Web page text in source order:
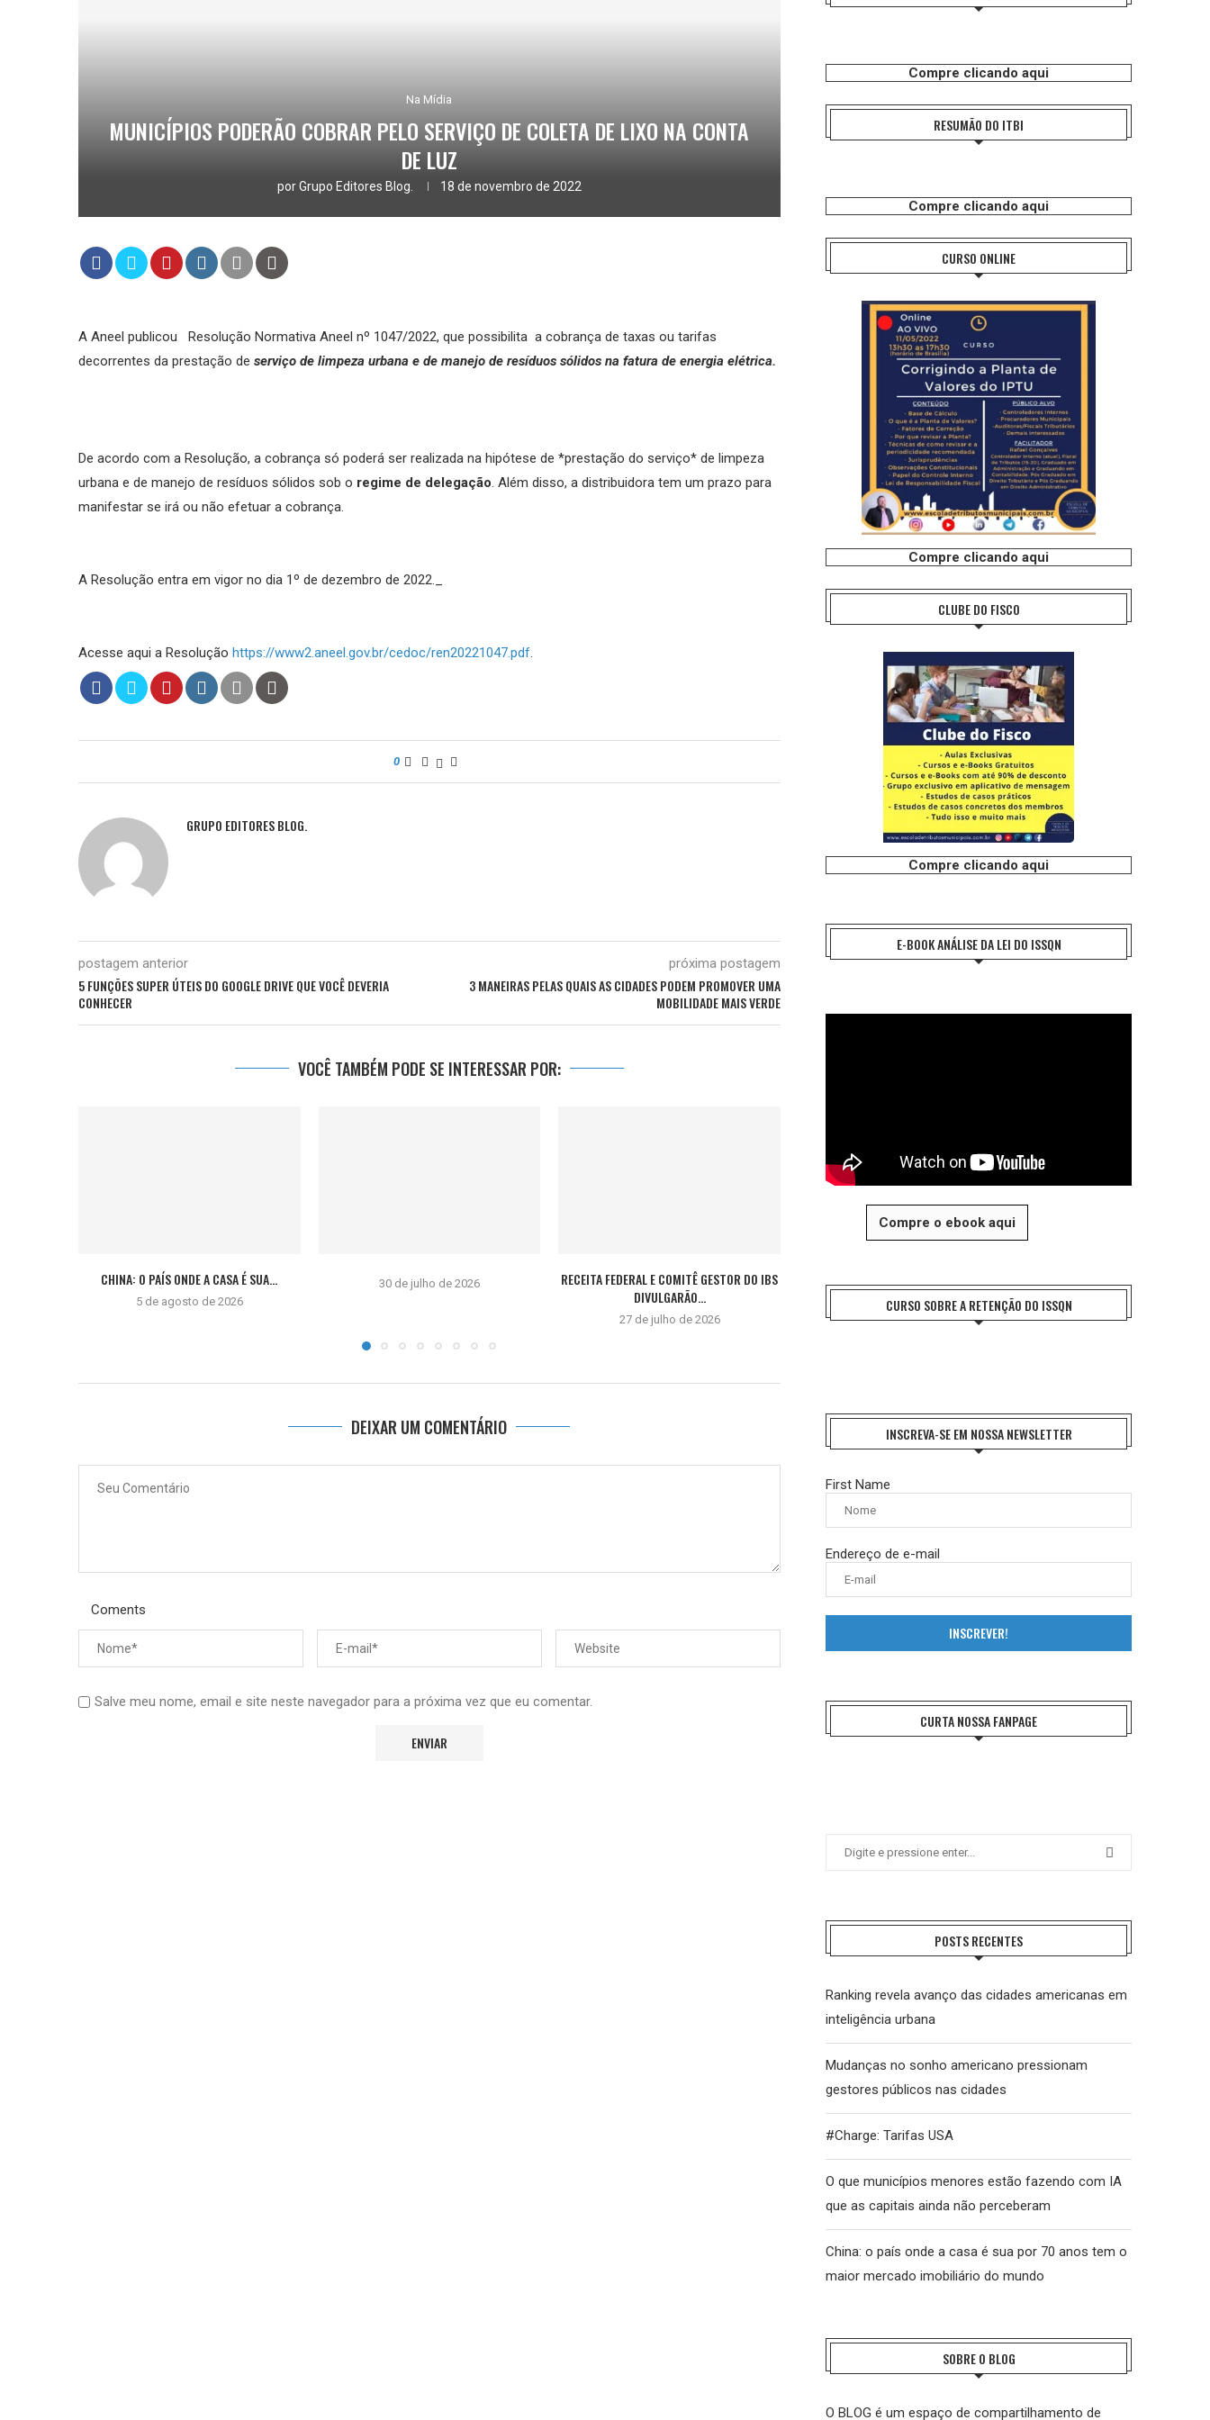
Na Mídia
MUNICÍPIOS PODERÃO COBRAR PELO SERVIÇO DE COLETA DE LIXO NA CONTA
DE LUZ
porGrupo Editores Blog. 18 de novembro de 2022
A Aneel publicou Resolução Normativa Aneel nº 1047/2022, que possibilita a cobrança de taxas ou tarifas
decorrentes da prestação de serviço de limpeza urbana e de manejo de resíduos sólidos na fatura de energia elétrica.
De acordo com a Resolução, a cobrança só poderá ser realizada na hipótese de *prestação do serviço* de limpeza
urbana e de manejo de resíduos sólidos sob o regime de delegação. Além disso, a distribuidora tem um prazo para
manifestar se irá ou não efetuar a cobrança.
A Resolução entra em vigor no dia 1º de dezembro de 2022._
Acesse aqui a Resolução https://www2.aneel.gov.br/cedoc/ren20221047.pdf.
0
GRUPO EDITORES BLOG.
postagem anterior
5 FUNÇÕES SUPER ÚTEIS DO GOOGLE DRIVE QUE VOCÊ DEVERIA
CONHECER
próxima postagem
3 MANEIRAS PELAS QUAIS AS CIDADES PODEM PROMOVER UMA
MOBILIDADE MAIS VERDE
VOCÊ TAMBÉM PODE SE INTERESSAR POR:
CHINA: O PAÍS ONDE A CASA É SUA...
5 de agosto de 2026
30 de julho de 2026
RECEITA FEDERAL E COMITÊ GESTOR DO IBS
DIVULGARÃO...
27 de julho de 2026
IMPLEMENTAÇÃO E A...
27 de julho de 2026 21 de julho de 2026
DEIXAR UM COMENTÁRIO
Coments
Salve meu nome, email e site neste navegador para a próxima vez que eu comentar.
Compre clicando aqui
RESUMÃO DO ITBI
Compre clicando aqui
CURSO ONLINE
Compre clicando aqui
CLUBE DO FISCO
Compre clicando aqui
E-BOOK ANÁLISE DA LEI DO ISSQN
Compre o ebook aqui
CURSO SOBRE A RETENÇÃO DO ISSQN
INSCREVA-SE EM NOSSA NEWSLETTER
First Name
Endereço de e-mail
INSCREVER!
CURTA NOSSA FANPAGE
POSTS RECENTES
Ranking revela avanço das cidades americanas em
inteligência urbana
Mudanças no sonho americano pressionam
gestores públicos nas cidades
#Charge: Tarifas USA
O que municípios menores estão fazendo com IA
que as capitais ainda não perceberam
China: o país onde a casa é sua por 70 anos tem o
maior mercado imobiliário do mundo
SOBRE O BLOG
O BLOG é um espaço de compartilhamento de